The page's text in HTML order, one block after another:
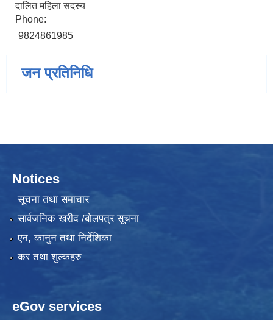
दालित महिला सदस्य
Phone:
9824861985
जन प्रतिनिधि
Notices
सूचना तथा समाचार
सार्वजनिक खरीद /बोलपत्र सूचना
एन, कानुन तथा निर्देशिका
कर तथा शुल्कहरु
eGov services